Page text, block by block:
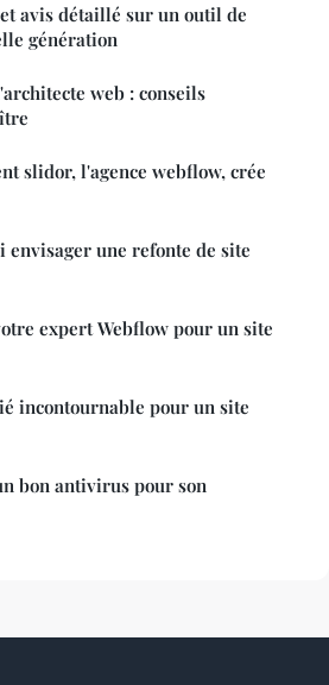
avis détaillé sur un outil de
génération
web : conseils
slidor, l'agence webflow, crée
envisager une refonte de site
expert Webflow pour un site
incontournable pour un site
bon antivirus pour son